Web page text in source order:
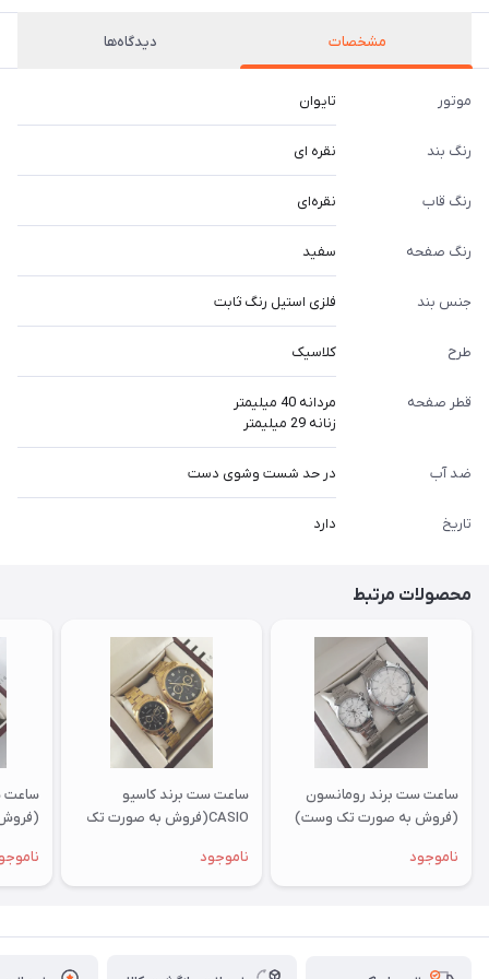
مشخصات دیدگاه‌ها
موتور تایوان
رنگ بند نقره ای
رنگ قاب نقره‌ای
رنگ صفحه سفید
جنس بند فلزی استیل رنگ ثابت
طرح کلاسیک
قطر صفحه
مردانه 40 میلیمتر
زنانه 29 میلیمتر
ضد آب در حد شست وشوی دست
تاریخ دارد
محصولات مرتبط
ساعت ست برند رومانسون
(فروش به صورت تک وست)
ناموجود
ساعت ست برند کاسیو
CASIO(فروش به صورت تک
ناموجود
ساعت